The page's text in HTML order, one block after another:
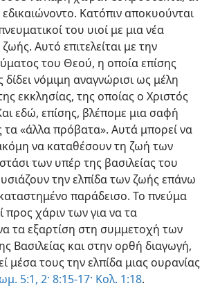
Κατόπιν αποκυούνται
του υιοί με μια νέα
Αυτό επιτελείται με την
του Θεού, η οποία επίσης
δίδει νόμιμη αναγνώρισι ως μέλη
εκκλησίας, της οποίας ο Χριστός
εδώ, επίσης, βλέπομε μια σαφή
τα «άλλα πρόβατα». Αυτά μπορεί να
να καταθέσουν τη ζωή των
των υπέρ της βασιλείας του
την ελπίδα των ζωής επάνω
παράδεισο. Το πνεύμα
προς χάριν των για να τα
τα εξαρτίση στη συμμετοχή των
Βασιλείας και στην ορθή διαγωγή,
μέσα τους την ελπίδα μιας ουρανίας
5:1, 2· 8:15-17· Κολ. 1:18.